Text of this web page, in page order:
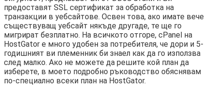
предоставят SSL сертификат за обработка на
транзакции в уебсайтове. Освен това, ако имате вече
съществуващ уебсайт някъде другаде, те ще го
мигрират безплатно. На всичкото отгоре, cPanel на
HostGator е много удобен за потребителя, че дори и 5-
годишният ви племенник би знаел как да го използва
след малко. Ако не можете да решите кой план да
изберете, в моето подробно ръководство обяснявам
по-специално всеки план на HostGator.